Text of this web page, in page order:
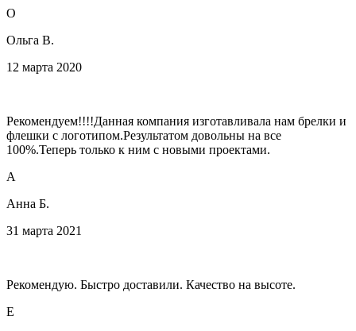
О
Ольга В.
12 марта 2020
Рекомендуем!!!!Данная компания изготавливала нам брелки и
флешки с логотипом.Результатом довольны на все
100%.Теперь только к ним с новыми проектами.
А
Анна Б.
31 марта 2021
Рекомендую. Быстро доставили. Качество на высоте.
Е